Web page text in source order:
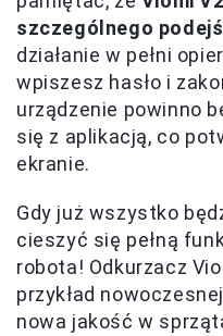
szczególnego
działanie w pełni
wpiszesz hasło i
urządzenie powinno
się z aplikacją, co
ekranie.
Gdy już wszystko
cieszyć się pełną
robota! Odkurzacz
przykład
nowa jakość w